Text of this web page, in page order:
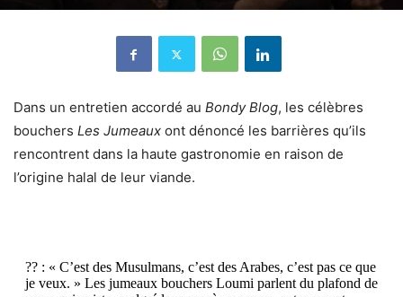
Dans un entretien accordé au Bondy Blog, les célèbres
bouchers Les Jumeaux ont dénoncé les barrières qu’ils
rencontrent dans la haute gastronomie en raison de
l’origine halal de leur viande.
?? : « C’est des Musulmans, c’est des Arabes, c’est pas ce que
je veux. » Les jumeaux bouchers Loumi parlent du plafond de